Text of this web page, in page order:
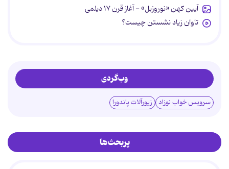
آیین کهن «نوروزبل» - آغاز قرن ۱۷ دیلمی
تاوان زیاد نشستن چیست؟
وب‌گردی
سرویس خواب نوزاد زیورآلات پاندورا
پربحث‌ها